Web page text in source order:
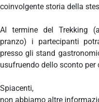
coinvolgente storia della
Al termine del Trekking
pranzo) i partecipanti
presso gli stand
usufruendo dello sconto per
Spiacenti,
non abbiamo altre